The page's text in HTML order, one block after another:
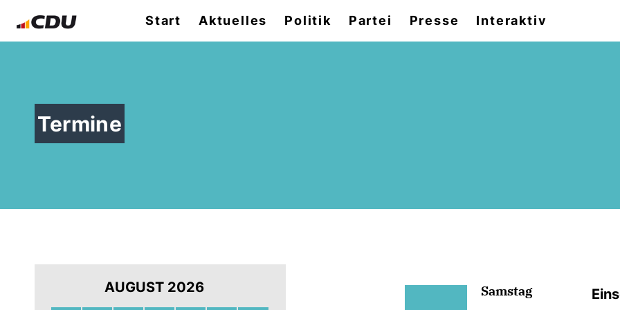
Start Aktuelles Politik Partei Presse Interaktiv
Termine
AUGUST 2026
Samstag